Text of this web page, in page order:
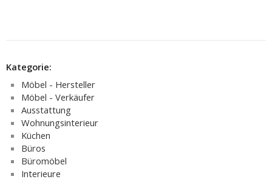
Kategorie:
Möbel - Hersteller
Möbel - Verkäufer
Ausstattung
Wohnungsinterieur
Küchen
Büros
Büromöbel
Interieure